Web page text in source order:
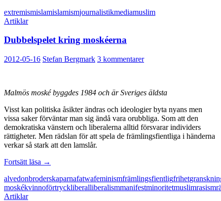
extremismislamislamismjournalistikmediamuslim
Artiklar
Dubbelspelet kring moskéerna
2012-05-16 Stefan Bergmark 3 kommentarer
Malmös moské byggdes 1984 och är Sveriges äldsta
Visst kan politiska åsikter ändras och ideologier byta nyans men
vissa saker förväntar man sig ändå vara orubbliga. Som att den
demokratiska vänstern och liberalerna alltid försvarar individers
rättigheter. Men rädslan för att spela de främlingsfientliga i händerna
verkar så stark att den lamslår.
Fortsätt läsa Dubbelspelet
moskéerna
→
alvedonbroderskaparnafatwafeminismfrämlingsfientligfrihet
moskékvinnoförtryckliberalliberalismmanifestminoritetmuslimrasism
Artiklar